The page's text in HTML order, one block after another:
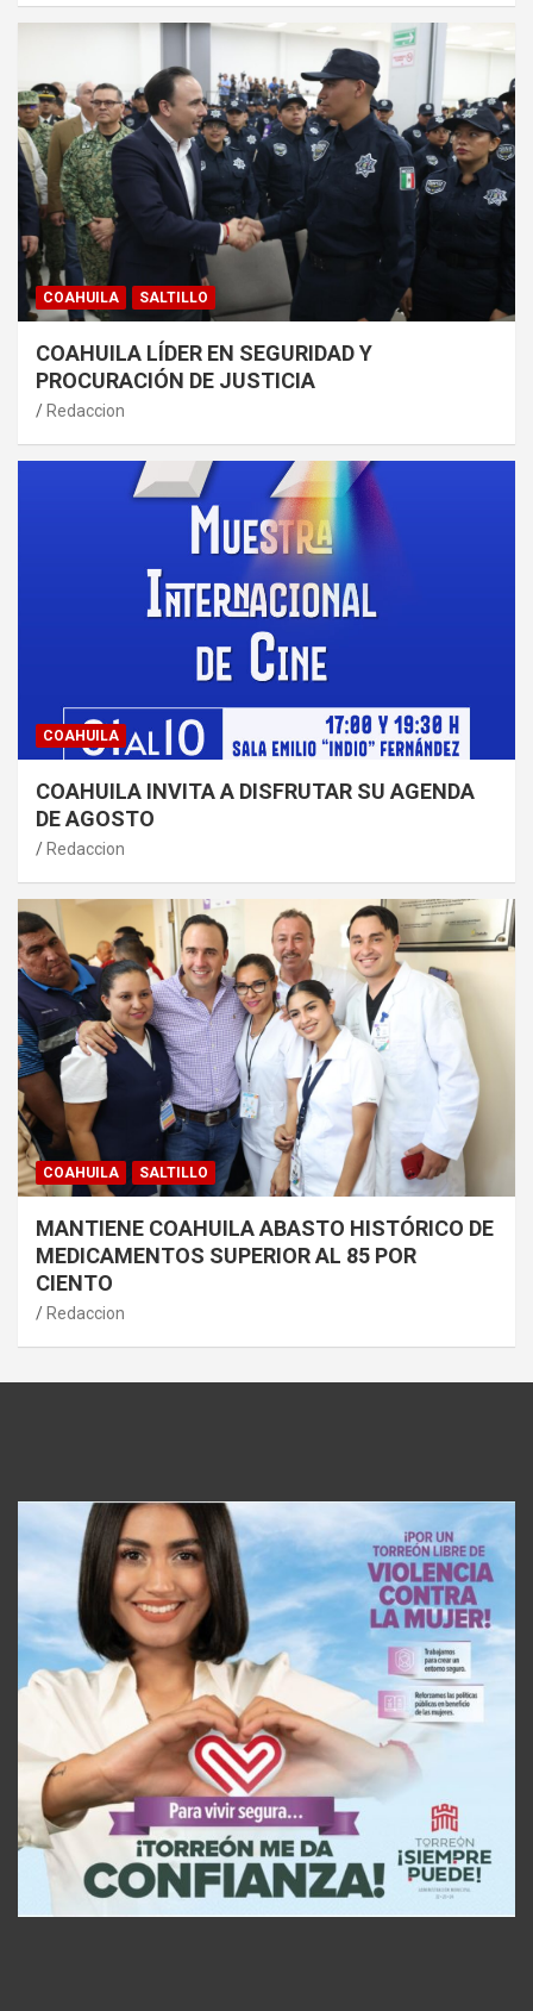
COAHUILA SALTILLO
COAHUILA LÍDER EN SEGURIDAD Y
PROCURACIÓN DE JUSTICIA
Redaccion
COAHUILA
COAHUILA INVITA A DISFRUTAR SU AGENDA
DE AGOSTO
Redaccion
COAHUILA SALTILLO
MANTIENE COAHUILA ABASTO HISTÓRICO DE
MEDICAMENTOS SUPERIOR AL 85 POR
CIENTO
Redaccion